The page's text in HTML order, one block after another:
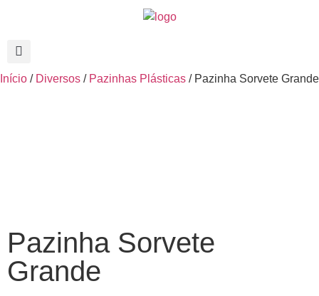
Início / Diversos / Pazinhas Plásticas / Pazinha Sorvete Grande
Pazinha Sorvete
Grande